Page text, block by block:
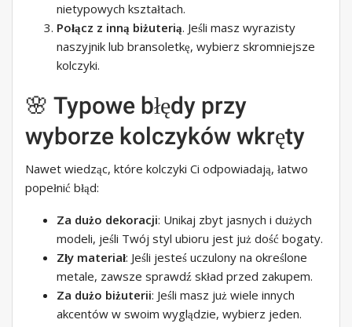
nietypowych kształtach.
Połącz z inną biżuterią. Jeśli masz wyrazisty
naszyjnik lub bransoletkę, wybierz skromniejsze
kolczyki.
🌸 Typowe błędy przy
wyborze kolczyków wkręty
Nawet wiedząc, które kolczyki Ci odpowiadają, łatwo
popełnić błąd:
Za dużo dekoracji: Unikaj zbyt jasnych i dużych
modeli, jeśli Twój styl ubioru jest już dość bogaty.
Zły materiał: Jeśli jesteś uczulony na określone
metale, zawsze sprawdź skład przed zakupem.
Za dużo biżuterii: Jeśli masz już wiele innych
akcentów w swoim wyglądzie, wybierz jeden.